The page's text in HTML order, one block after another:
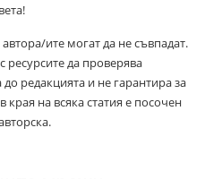
ите могат да не съвпадат.
ресурсите да проверява
редакцията и не гарантира за
края на всяка статия е посочен